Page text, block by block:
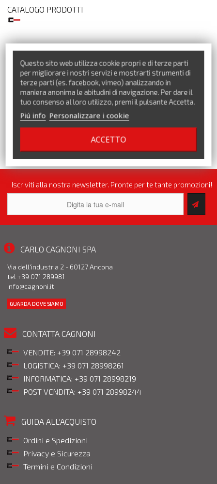
CATALOGO PRODOTTI
Precedente Successivo
Iscriviti alla nostra newsletter. Pronte per te tante promozioni!
Questo sito web utilizza cookie propri e di terze parti
per migliorare i nostri servizi e mostrarti strumenti di
terze parti (es. facebook, vimeo) analizzando in
maniera anonima le abitudini di navigazione. Per dare il
tuo consenso al loro utilizzo, premi il pulsante Accetta.
Piú info Personalizzare i cookie
ACCETTO
CARLO CAGNONI SPA
Via dell'industria 2 - 60127 Ancona
tel +39 071 289981
info@cagnoni.it
GUARDA DOVE SIAMO
CONTATTA CAGNONI
VENDITE: +39 071 28998242
LOGISTICA: +39 071 28998261
INFORMATICA: +39 071 28998219
POST VENDITA: +39 071 28998244
GUIDA ALL'ACQUISTO
Ordini e Spedizioni
Privacy e Sicurezza
Termini e Condizioni